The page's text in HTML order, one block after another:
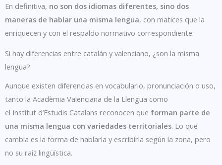
En definitiva, no son dos idiomas diferentes, sino dos
maneras de hablar una misma lengua, con matices que la
enriquecen y con el respaldo normativo correspondiente.
Si hay diferencias entre catalán y valenciano, ¿son la misma
lengua?
Aunque existen diferencias en vocabulario, pronunciación o uso,
tanto la Acadèmia Valenciana de la Llengua como
el Institut d’Estudis Catalans reconocen que forman parte de
una misma lengua con variedades territoriales. Lo que
cambia es la forma de hablarla y escribirla según la zona, pero
no su raíz lingüística.